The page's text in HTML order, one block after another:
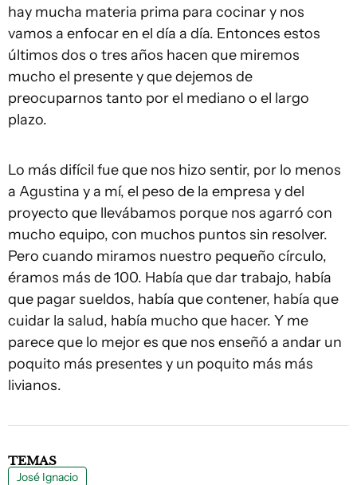
hay mucha materia prima para cocinar y nos
vamos a enfocar en el día a día. Entonces estos
últimos dos o tres años hacen que miremos
mucho el presente y que dejemos de
preocuparnos tanto por el mediano o el largo
plazo.
Lo más difícil fue que nos hizo sentir, por lo menos
a Agustina y a mí, el peso de la empresa y del
proyecto que llevábamos porque nos agarró con
mucho equipo, con muchos puntos sin resolver.
Pero cuando miramos nuestro pequeño círculo,
éramos más de 100. Había que dar trabajo, había
que pagar sueldos, había que contener, había que
cuidar la salud, había mucho que hacer. Y me
parece que lo mejor es que nos enseñó a andar un
poquito más presentes y un poquito más más
livianos.
TEMAS
José Ignacio